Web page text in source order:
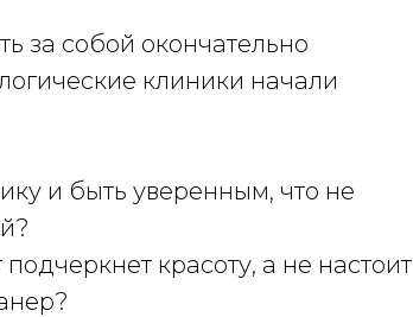
за собой окончательно
клиники начали
и быть уверенным, что не
красоту, а не настоит